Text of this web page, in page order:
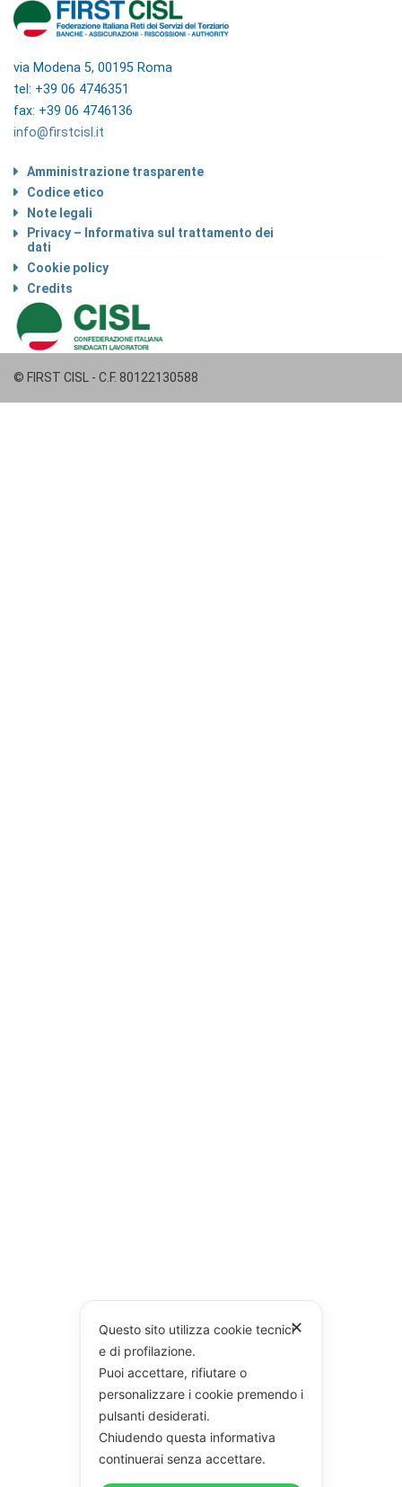
via Modena 5, 00195 Roma
tel: +39 06 4746351
fax: +39 06 4746136
info@firstcisl.it
Amministrazione trasparente
Codice etico
Note legali
Privacy – Informativa sul trattamento dei
dati
Cookie policy
Credits
© FIRST CISL - C.F. 80122130588
✕
Questo sito utilizza cookie tecnici
e di profilazione.
Puoi accettare, rifiutare o
personalizzare i cookie premendo i
pulsanti desiderati.
Chiudendo questa informativa
continuerai senza accettare.